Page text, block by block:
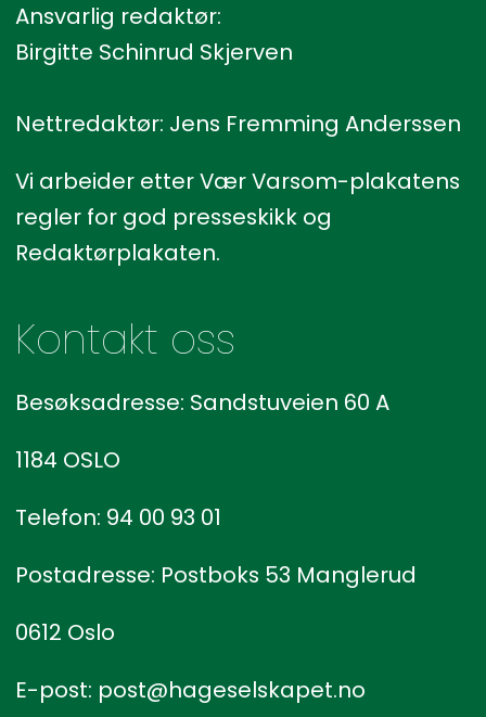
Ansvarlig redaktør:
Birgitte Schinrud Skjerven
Nettredaktør: Jens Fremming Anderssen
Vi arbeider etter Vær Varsom-plakatens
regler for god presseskikk og
Redaktørplakaten.
Kontakt oss
Besøksadresse: Sandstuveien 60 A
1184 OSLO
Telefon: 94 00 93 01
Postadresse: Postboks 53 Manglerud
0612 Oslo
E-post: post@hageselskapet.no